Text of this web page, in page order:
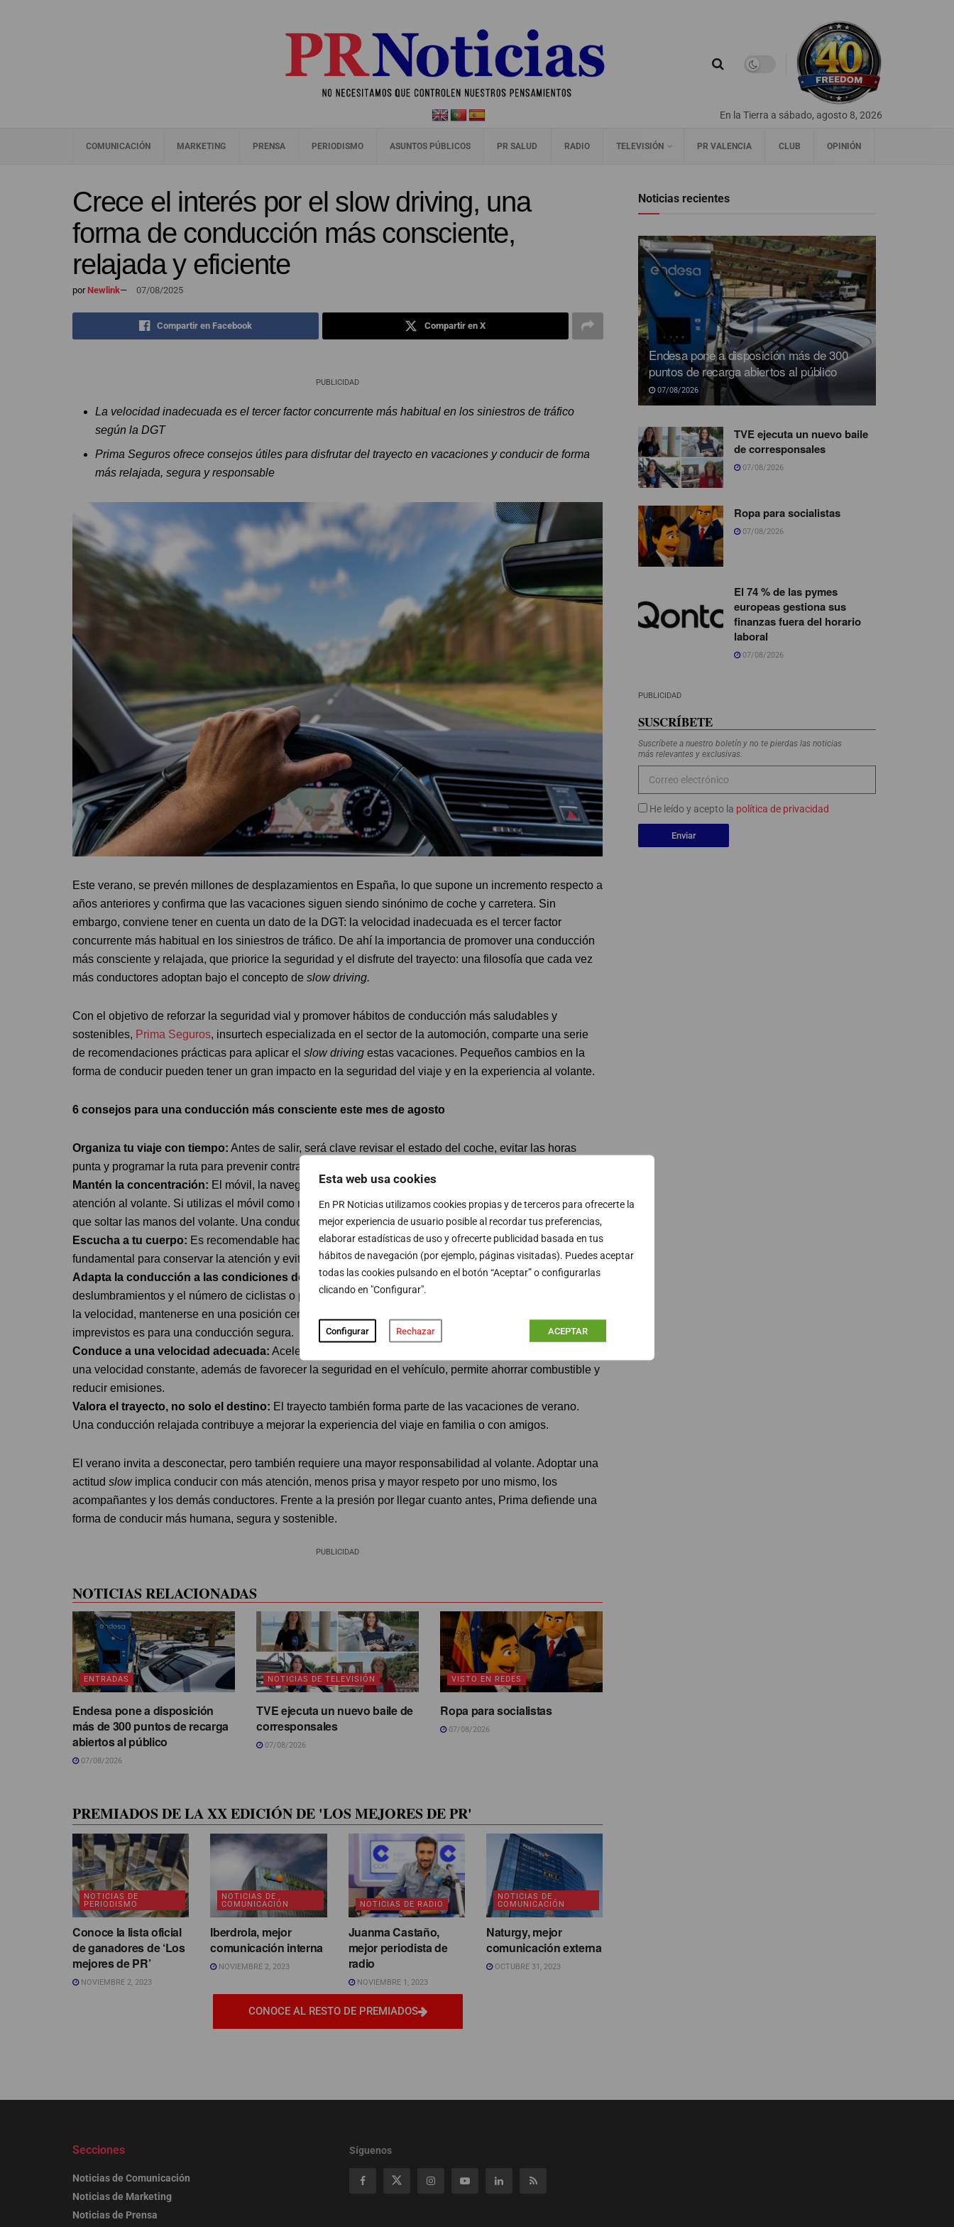
Esta web usa cookies
En PR Noticias utilizamos cookies propias y de terceros para ofrecerte la
mejor experiencia de usuario posible al recordar tus preferencias,
elaborar estadísticas de uso y ofrecerte publicidad basada en tus
hábitos de navegación (por ejemplo, páginas visitadas). Puedes aceptar
todas las cookies pulsando en el botón “Aceptar” o configurarlas
clicando en "Configurar".
Configurar Rechazar ACEPTAR
En la Tierra a sábado, agosto 8, 2026
COMUNICACIÓN MARKETING PRENSA PERIODISMO ASUNTOS PÚBLICOS PR SALUD RADIO TELEVISIÓN PR VALENCIA CLUB OPINIÓN
Crece el interés por el slow driving, una
forma de conducción más consciente,
relajada y eficiente
porNewlink— 07/08/2025
Compartir en Facebook Compartir en X
PUBLICIDAD
La velocidad inadecuada es el tercer factor concurrente más habitual en los siniestros de tráfico
según la DGT
Prima Seguros ofrece consejos útiles para disfrutar del trayecto en vacaciones y conducir de forma
más relajada, segura y responsable
Este verano, se prevén millones de desplazamientos en España, lo que supone un incremento respecto a
años anteriores y confirma que las vacaciones siguen siendo sinónimo de coche y carretera. Sin
embargo, conviene tener en cuenta un dato de la DGT: la velocidad inadecuada es el tercer factor
concurrente más habitual en los siniestros de tráfico. De ahí la importancia de promover una conducción
más consciente y relajada, que priorice la seguridad y el disfrute del trayecto: una filosofía que cada vez
más conductores adoptan bajo el concepto de slow driving.
Con el objetivo de reforzar la seguridad vial y promover hábitos de conducción más saludables y
sostenibles, Prima Seguros, insurtech especializada en el sector de la automoción, comparte una serie
de recomendaciones prácticas para aplicar el slow driving estas vacaciones. Pequeños cambios en la
forma de conducir pueden tener un gran impacto en la seguridad del viaje y en la experiencia al volante.
6 consejos para una conducción más consciente este mes de agosto
Organiza tu viaje con tiempo: Antes de salir, será clave revisar el estado del coche, evitar las horas
punta y programar la ruta para prevenir contratiempos y reducir el estrés al volante.
Mantén la concentración: El móvil, la navegación o las conversaciones pueden hacer que perdamos la
atención al volante. Si utilizas el móvil como navegador, colócalo en un soporte adecuado para no tener
que soltar las manos del volante. Una conducción consciente empieza por estar plenamente presente.
Escucha a tu cuerpo: Es recomendable hacer pausas cada dos horas y mantenerse hidratado es
fundamental para conservar la atención y evitar la fatiga.
Adapta la conducción a las condiciones del entorno:En los meses estivales aumentan los
deslumbramientos y el número de ciclistas o peatones en zonas de uso turístico. Se recomienda ajustar
la velocidad, mantenerse en una posición centrada dentro del carril, usar gafas de sol y estar alerta ante
imprevistos es para una conducción segura.
Conduce a una velocidad adecuada: Acelerar de manera progresiva, frenar con suavidad y mantener
una velocidad constante, además de favorecer la seguridad en el vehículo, permite ahorrar combustible y
reducir emisiones.
Valora el trayecto, no solo el destino: El trayecto también forma parte de las vacaciones de verano.
Una conducción relajada contribuye a mejorar la experiencia del viaje en familia o con amigos.
El verano invita a desconectar, pero también requiere una mayor responsabilidad al volante. Adoptar una
actitud slowimplica conducir con más atención, menos prisa y mayor respeto por uno mismo, los
acompañantes y los demás conductores. Frente a la presión por llegar cuanto antes, Prima defiende una
forma de conducir más humana, segura y sostenible.
PUBLICIDAD
NOTICIAS RELACIONADAS
ENTRADAS
Endesa pone a disposición
más de 300 puntos de recarga
abiertos al público
07/08/2026
NOTICIAS DE TELEVISIÓN
TVE ejecuta un nuevo baile de
corresponsales
07/08/2026
VISTO EN REDES
Ropa para socialistas
07/08/2026
PREMIADOS DE LA XX EDICIÓN DE 'LOS MEJORES DE PR'
NOTICIAS DE
PERIODISMO
Conoce la lista oficial
de ganadores de ‘Los
mejores de PR’
NOVIEMBRE 2, 2023
NOTICIAS DE
COMUNICACIÓN
Iberdrola, mejor
comunicación interna
NOVIEMBRE 2, 2023
NOTICIAS DE RADIO
Juanma Castaño,
mejor periodista de
radio
NOVIEMBRE 1, 2023
NOTICIAS DE
COMUNICACIÓN
Naturgy, mejor
comunicación externa
OCTUBRE 31, 2023
CONOCE AL RESTO DE PREMIADOS
Noticias recientes
Endesa pone a disposición más de 300
puntos de recarga abiertos al público
07/08/2026
TVE ejecuta un nuevo baile
de corresponsales
07/08/2026
Ropa para socialistas
07/08/2026
El 74 % de las pymes
europeas gestiona sus
finanzas fuera del horario
laboral
07/08/2026
PUBLICIDAD
SUSCRÍBETE
Suscríbete a nuestro boletín y no te pierdas las noticias
más relevantes y exclusivas.
He leído y acepto la política de privacidad
Enviar
Secciones
Noticias de Comunicación
Noticias de Marketing
Noticias de Prensa
Síguenos